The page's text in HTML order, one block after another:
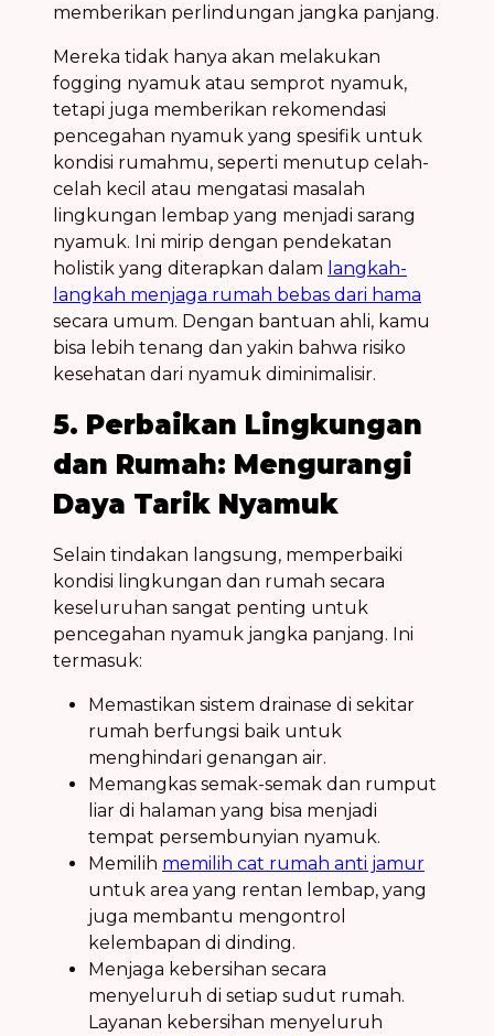
memberikan perlindungan jangka panjang.
Mereka tidak hanya akan melakukan
fogging nyamuk atau semprot nyamuk,
tetapi juga memberikan rekomendasi
pencegahan nyamuk yang spesifik untuk
kondisi rumahmu, seperti menutup celah-
celah kecil atau mengatasi masalah
lingkungan lembap yang menjadi sarang
nyamuk. Ini mirip dengan pendekatan
holistik yang diterapkan dalam langkah-
langkah menjaga rumah bebas dari hama
secara umum. Dengan bantuan ahli, kamu
bisa lebih tenang dan yakin bahwa risiko
kesehatan dari nyamuk diminimalisir.
5. Perbaikan Lingkungan
dan Rumah: Mengurangi
Daya Tarik Nyamuk
Selain tindakan langsung, memperbaiki
kondisi lingkungan dan rumah secara
keseluruhan sangat penting untuk
pencegahan nyamuk jangka panjang. Ini
termasuk:
Memastikan sistem drainase di sekitar
rumah berfungsi baik untuk
menghindari genangan air.
Memangkas semak-semak dan rumput
liar di halaman yang bisa menjadi
tempat persembunyian nyamuk.
Memilih memilih cat rumah anti jamur
untuk area yang rentan lembap, yang
juga membantu mengontrol
kelembapan di dinding.
Menjaga kebersihan secara
menyeluruh di setiap sudut rumah.
Layanan kebersihan menyeluruh